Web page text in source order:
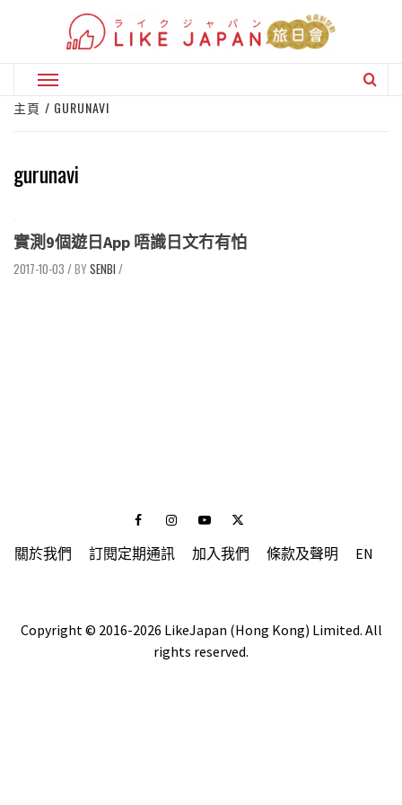
Primary
Menu
主頁 GURUNAVI
gurunavi
實測9個遊日App 唔識日文冇有怕
2017-10-03 / SENBI /
FacebookInstagramYoutubeTwitter
關於我們 訂閱定期通訊 加入我們 條款及聲明 EN
Copyright © 2016-2026 LikeJapan (Hong Kong) Limited. All
rights reserved.